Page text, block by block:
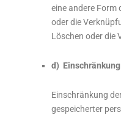
eine andere Form
oder die
Löschen oder die
d)
Einschränkung
gespeicherter